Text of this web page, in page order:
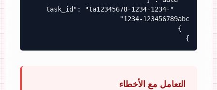
    "task_id": "ta12345678-1234-1234-
}
التعامل مع الأخطاء